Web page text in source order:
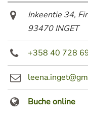
Inkeentie 34,
93470 INGET
+358 40 728
Buche online